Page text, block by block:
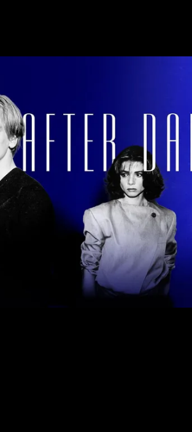
Unfortunately, the title cannot be played at